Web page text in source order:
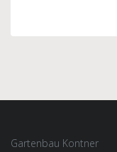
Gartenbau Kontner